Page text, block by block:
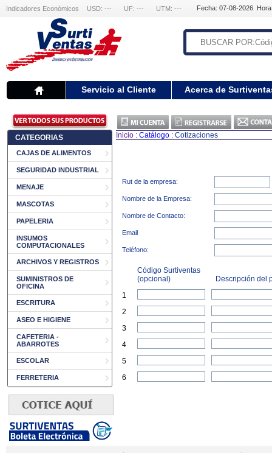
Indicadores Económicos USD: --- UF: --- UTM: --- Fecha: 07-08-2026
Servicio al Cliente Acerca de
CATEGORIAS
CAJAS DE ALIMENTOS
SEGURIDAD INDUSTRIAL
MENAJE
MASCOTAS
PAPELERIA
INSUMOS
COMPUTACIONALES
ARCHIVOS Y REGISTROS
SUMINISTROS DE
OFICINA
ESCRITURA
ASEO E HIGIENE
CAFETERIA -
ABARROTES
ESCOLAR
FERRETERIA
Inicio : Catálogo : Cotizaciones
Rut de la empresa:
Nombre de la Empresa:
Nombre de Contacto:
Email
Teléfono:
Código Surtiventas
(opcional)
Descripción del
1
2
3
4
5
6